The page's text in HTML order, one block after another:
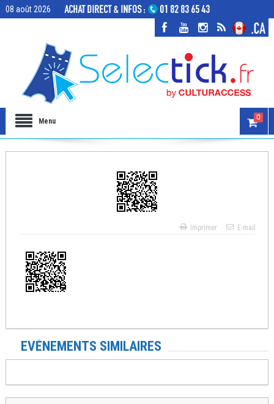
08 août 2026
Menu 0
Imprimer E-mail
EVÉNEMENTS SIMILAIRES